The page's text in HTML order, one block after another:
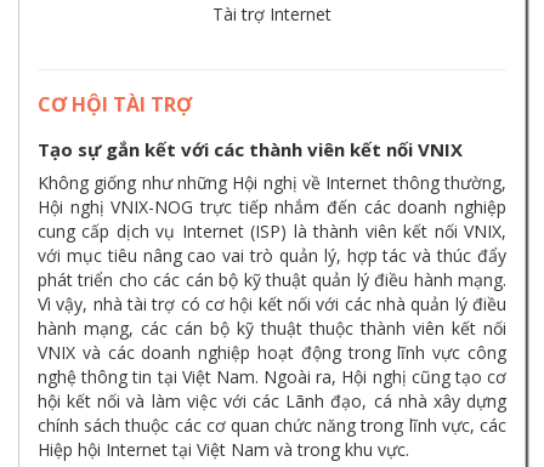
Tài trợ Internet
CƠ HỘI TÀI TRỢ
Tạo sự gắn kết với các thành viên kết nối VNIX
Không giống như những Hội nghị về Internet thông thường,
Hội nghị VNIX-NOG trực tiếp nhắm đến các doanh nghiệp
cung cấp dịch vụ Internet (ISP) là thành viên kết nối VNIX,
với mục tiêu nâng cao vai trò quản lý, hợp tác và thúc đẩy
phát triển cho các cán bộ kỹ thuật quản lý điều hành mạng.
Vì vậy, nhà tài trợ có cơ hội kết nối với các nhà quản lý điều
hành mạng, các cán bộ kỹ thuật thuộc thành viên kết nối
VNIX và các doanh nghiệp hoạt động trong lĩnh vực công
nghệ thông tin tại Việt Nam. Ngoài ra, Hội nghị cũng tạo cơ
hội kết nối và làm việc với các Lãnh đạo, cá nhà xây dựng
chính sách thuộc các cơ quan chức năng trong lĩnh vực, các
Hiệp hội Internet tại Việt Nam và trong khu vực.